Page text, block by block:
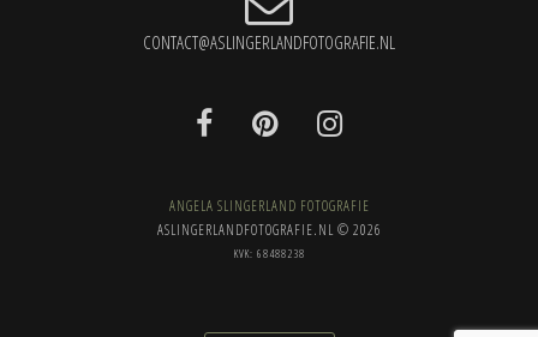
CONTACT@ASLINGERLANDFOTOGRAFIE.NL
ANGELA SLINGERLAND FOTOGRAFIE
ASLINGERLANDFOTOGRAFIE.NL © 2026
KVK: 68488238